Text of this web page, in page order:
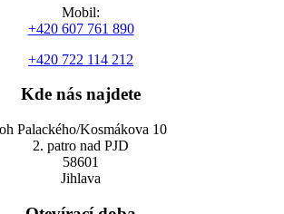
Mobil:
+420 607 761 890
+420 722 114 212
Kde nás najdete
Palackého/Kosmákova 10
2. patro nad PJD
58601
Jihlava